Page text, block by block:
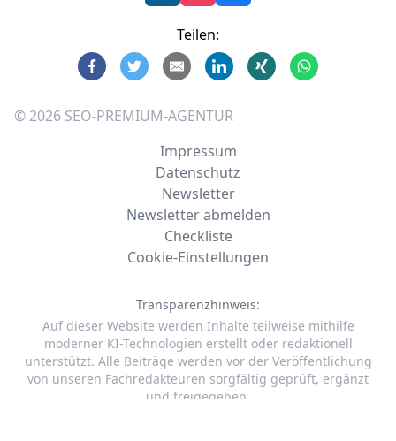
Teilen:
© 2026 SEO-PREMIUM-AGENTUR
Impressum
Datenschutz
Newsletter
Newsletter abmelden
Checkliste
Cookie-Einstellungen
Transparenzhinweis:
Auf dieser Website werden Inhalte teilweise mithilfe
moderner KI-Technologien erstellt oder redaktionell
unterstützt. Alle Beiträge werden vor der Veröffentlichung
von unseren Fachredakteuren sorgfältig geprüft, ergänzt
und freigegeben.